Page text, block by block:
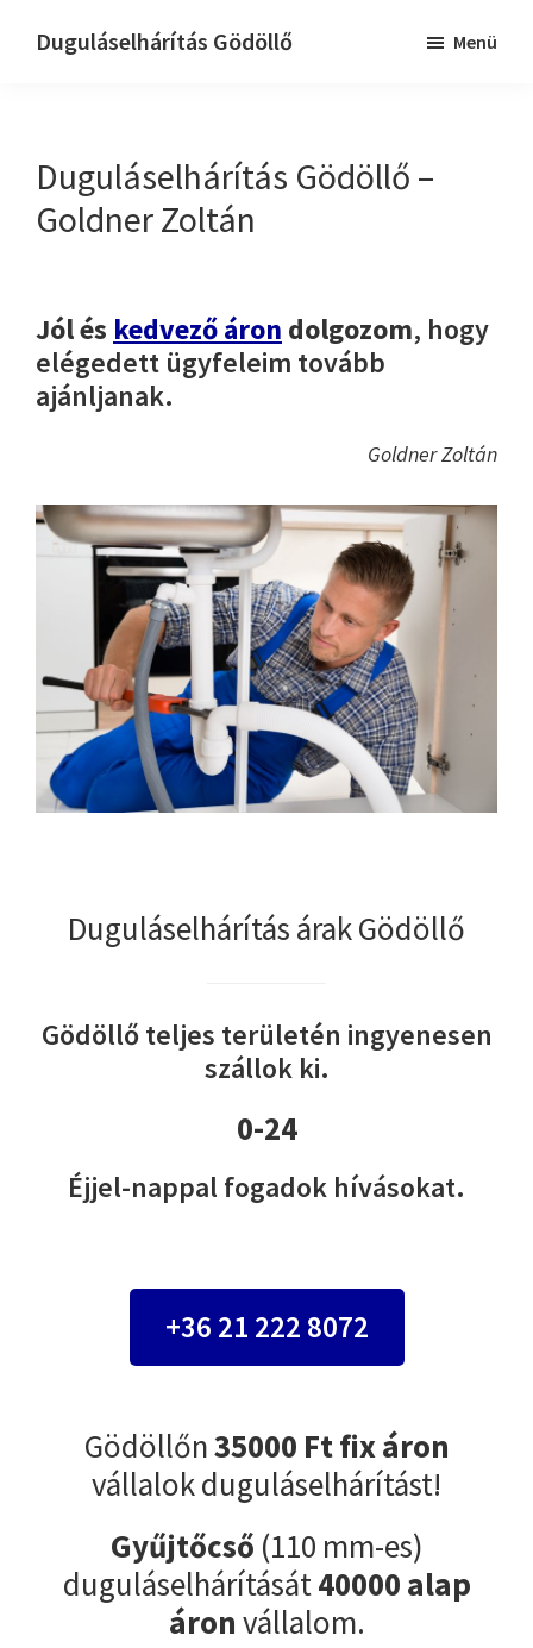
Duguláselhárítás Gödöllő Menü
Duguláselhárítás Gödöllő –
Goldner Zoltán
Jól és kedvező áron dolgozom, hogy
elégedett ügyfeleim tovább
ajánljanak.
Goldner Zoltán
Duguláselhárítás árak Gödöllő
Gödöllő teljes területén ingyenesen
szállok ki.
0-24
Éjjel-nappal fogadok hívásokat.
+36 21 222 8072
Gödöllőn35000 Ft fix áron
vállalok duguláselhárítást!
Gyűjtőcső (110 mm-es)
duguláselhárítását40000 alap
áron vállalom.